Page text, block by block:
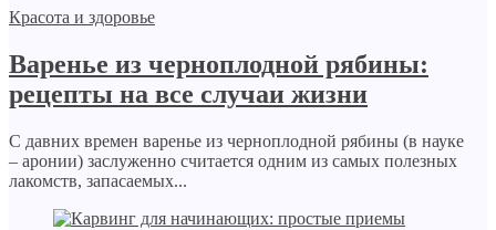
Красота и здоровье
Варенье из черноплодной рябины:
рецепты на все случаи жизни
С давних времен варенье из черноплодной рябины (в науке
– аронии) заслуженно считается одним из самых полезных
лакомств, запасаемых...